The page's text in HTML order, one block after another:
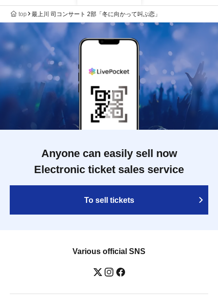
top 最上川 司コンサート 2部「冬に向かって叫ぶ恋」
Anyone can easily sell now
Electronic ticket sales service
To sell tickets
Various official SNS